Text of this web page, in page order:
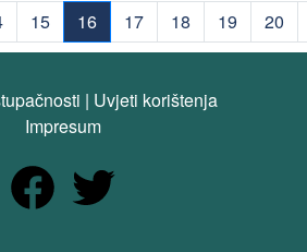
15
16
(current)
17 18 19 20
| Uvjeti korištenja
Impresum